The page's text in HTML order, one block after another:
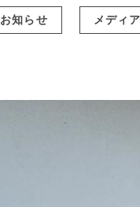
お知らせ メディア